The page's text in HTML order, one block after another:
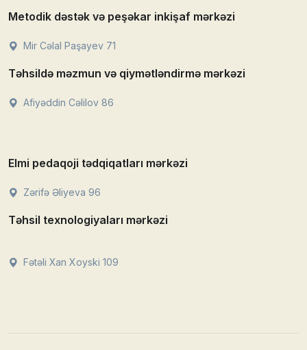
Metodik dəstək və peşəkar inkişaf mərkəzi
Mir Cəlal Paşayev 71
Təhsildə məzmun və qiymətləndirmə mərkəzi
Afiyəddin Cəlilov 86
Elmi pedaqoji tədqiqatları mərkəzi
Zərifə Əliyeva 96
Təhsil texnologiyaları mərkəzi
Fətəli Xan Xoyski 109